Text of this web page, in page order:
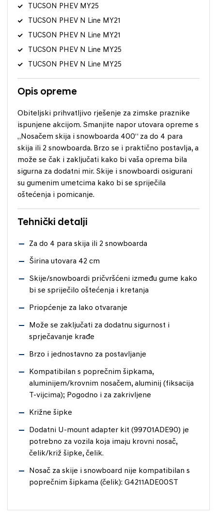
TUCSON PHEV MY25
TUCSON PHEV N Line MY21
TUCSON PHEV N Line MY21
TUCSON PHEV N Line MY25
TUCSON PHEV N Line MY25
Opis opreme
Obiteljski prihvatljivo rješenje za zimske praznike
ispunjene akcijom. Smanjite napor utovara opreme s
„Nosačem skija i snowboarda 400“ za do 4 para
skija ili 2 snowboarda. Brzo se i praktično postavlja, a
može se čak i zaključati kako bi vaša oprema bila
sigurna za dodatni mir. Skije i snowboardi osigurani
su gumenim umetcima kako bi se spriječila
oštećenja i pomicanje.
Tehnički detalji
Za do 4 para skija ili 2 snowboarda
Širina utovara 42 cm
Skije/snowboardi pričvršćeni između gume kako
bi se spriječilo oštećenja i kretanja
Priopćenje za lako otvaranje
Može se zaključati za dodatnu sigurnost i
sprječavanje krađe
Brzo i jednostavno za postavljanje
Kompatibilan s poprečnim šipkama,
aluminijem/krovnim nosačem, aluminij (fiksacija
T-vijcima); Pogodno i za zakrivljene
Križne šipke
Dodatni U-mount adapter kit (99701ADE90) je
potrebno za vozila koja imaju krovni nosač,
čelik/križ šipke, čelik.
Nosač za skije i snowboard nije kompatibilan s
poprečnim šipkama (čelik): G4211ADE00ST